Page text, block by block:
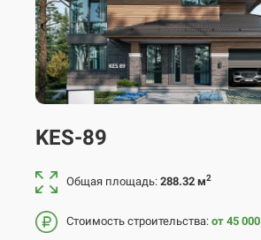
KES-89
Общая площадь: 288.32 м2
Стоимость строительства: от 45 000